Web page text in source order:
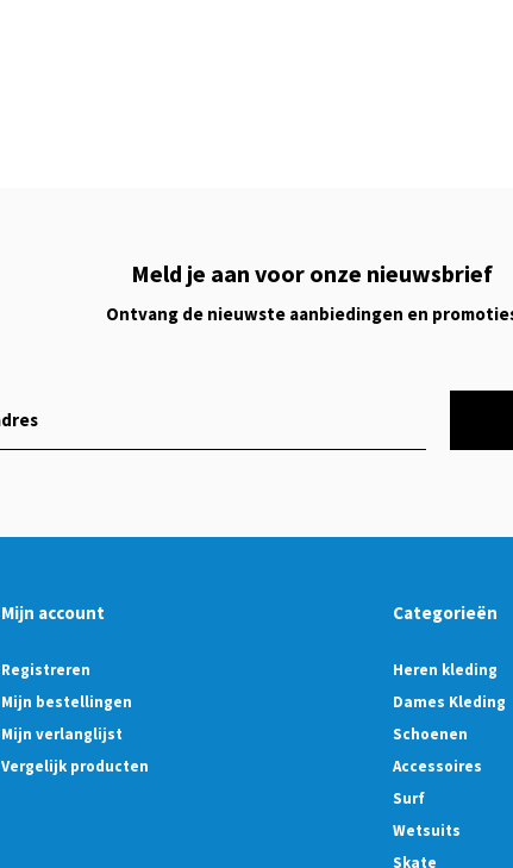
Meld je aan voor onze nieuwsbrief
Ontvang de nieuwste aanbiedingen en
Mijn account
Registreren
Mijn bestellingen
Mijn verlanglijst
Vergelijk producten
Categorieën
Heren kleding
Dames Kleding
Schoenen
Accessoires
Surf
Wetsuits
Skate